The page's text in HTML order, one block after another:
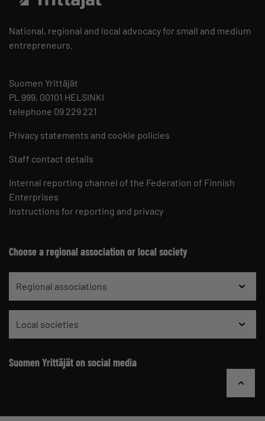
National, regional and local advocacy for small and medium
entrepreneurs.
Suomen Yrittäjät
PL 999, 00101 HELSINKI
telephone 09 229 221
Privacy statements and cookie policies
Staff contact details
Internal reporting channel of the Federation of Finnish
Enterprises
Instructions for reporting and privacy
Choose a regional association or local society
Regional associations
Local societies
Suomen Yrittäjät on social media